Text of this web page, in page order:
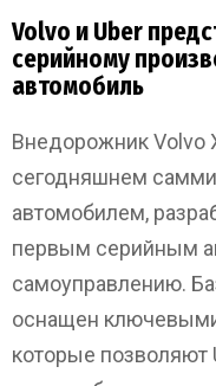
Volvo и Uber
серийному
автомобиль
Внедорожник Volvo
сегодняшнем
автомобилем,
первым серийным
самоуправлению.
оснащен
которые позволяют